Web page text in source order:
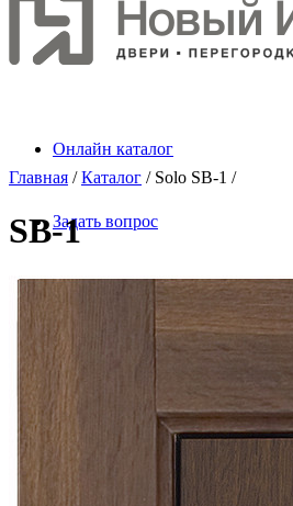
Онлайн каталог
Задать вопрос
Войти / Регистрация
Ваш блокнот
Поиск
Главная /Каталог / Solo SB-1 /
SB-1